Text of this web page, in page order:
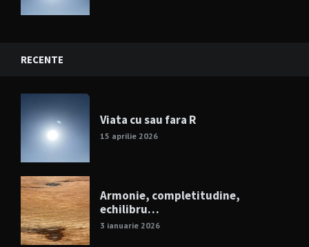
RECENTE
Viata cu sau fara R
15 aprilie 2026
Armonie, completitudine,
echilibru…
3 ianuarie 2026